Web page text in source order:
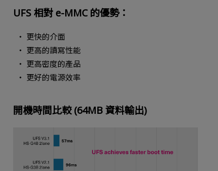
UFS 相對 e-MMC 的優勢：
更快的介面
更高的讀寫性能
更高密度的產品
更好的電源效率
開機時間比較 (64MB 資料輸出)